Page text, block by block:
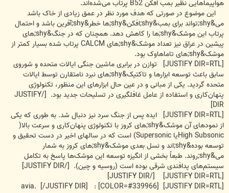
هواپیماهایی نظیر بمب افکن B52 پرتاب می‌شده‌اند.
این موضوع در صورتی که هدف مورد نظر در عمق زیادی از خاک باشد
می&shy;تواند برای بمب&shy;افکن&shy;ها خطر&shy;آفرین باشد و احتمال
پرتاب این موشک&shy;ها را کاهش دهد. همچنان که در جنگ&shy;های
پیشین در عراق نیز تعداد موشک&shy;های CALCM پرتاب شده بسیار کمتر از
موشک&shy;های تاماهاوک بود.
[JUSTIFY DIR=RTL] توازن در برابری ماشین جنگی ایالات متحده و شوروی
سابق باعث توسعه ابزارها و تاکتیک&shy;های نبرد نامتقارن توسط ایالات
متحده گردید. یکی از مبانی و در عین حال ابزارهای این منظور، تکنولوژی
پنهان‌کاری و استفاده از عامل غافلگیری در تسلیحات جدید بود. [/JUSTIFY
DIR]
[JUSTIFY DIR=RTL] ایده پس از جنگ سرد نیز دنبال شد. به طوری که یکی
از نمودهای آن موشک&shy;های کروز با تکنولوژی پنهان‌کاری و سرعت بالا(
High Subsonicیا Supersonic) است که در سالهای اخیر در دست تحقیق و
توسعه بوده&shy;اند و نسل بعدی موشک&shy;های کروز به شمار
می&shy;روند. طبعاً بخشی از انگیزه توسعه این موشک‌ها پاسخ به تکامل
سیستم‌های پدافندی شرقی بوده است (روسیه و چین). [/JUSTIFY DIR]
[JUSTIFY DIR=RTL] [/JUSTIFY DIR]
[JUSTIFY DIR=RTL] [COLOR=#339966] : avia. [/JUSTIFY DIR]